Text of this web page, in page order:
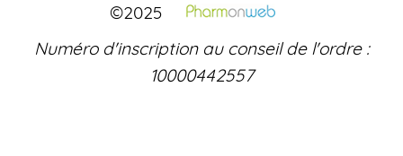
©2025
Numéro d'inscription au conseil de l'ordre :
10000442557